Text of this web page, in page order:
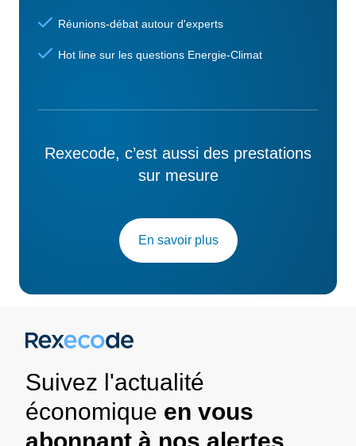
Réunions-débat autour d'experts
Hot line sur les questions Energie-Climat
Rexecode, c’est aussi des prestations
sur mesure
En savoir plus
Suivez l'actualité
économique en vous